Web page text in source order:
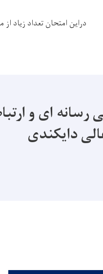
دراین امتحان تعداد زیاد
ای و
دایکندی